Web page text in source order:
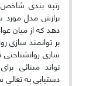
رتبه بندی
برازش مدل
دهد که از میان
بر توانمند سازی
سازی روانشناختی
تواند مبنائی
دستیابی به تعالی